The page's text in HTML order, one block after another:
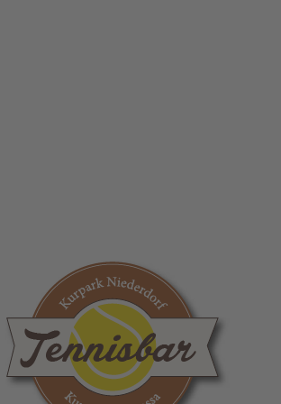
Turnierbeginn den betreffenden
Der Tennisverein Niederdorf
allen Tennisfreunden einen